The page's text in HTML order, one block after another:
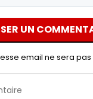
UN
email ne sera